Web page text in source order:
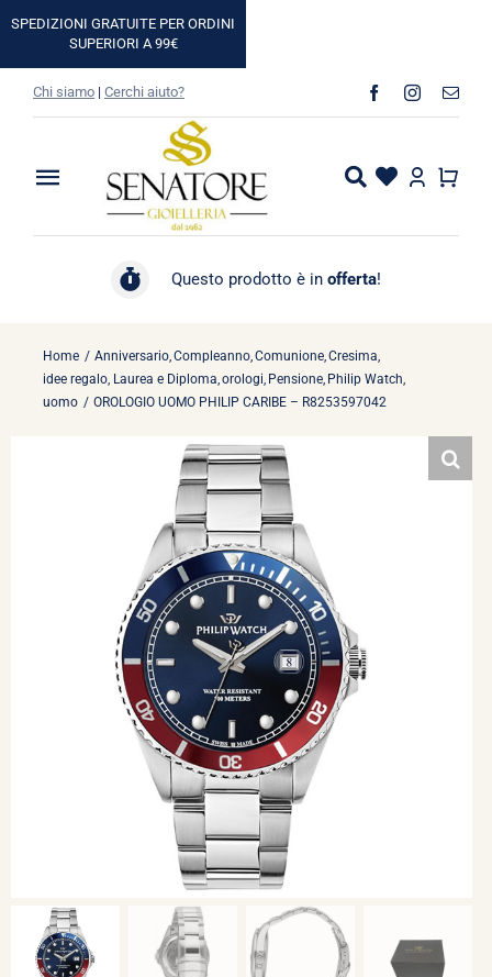
Salta
contenuto
SPEDIZIONI GRATUITE PER ORDINI
SUPERIORI A 99€
Chi siamo | Cerchi aiuto?
Toggle
Navigation
Home
Casa
Questo prodotto è in offerta!
Home Anniversario Compleanno Comunione Cresima
idee regalo Laurea e Diploma orologi Pensione Philip Watch
uomo
OROLOGIO UOMO PHILIP CARIBE – R8253597042